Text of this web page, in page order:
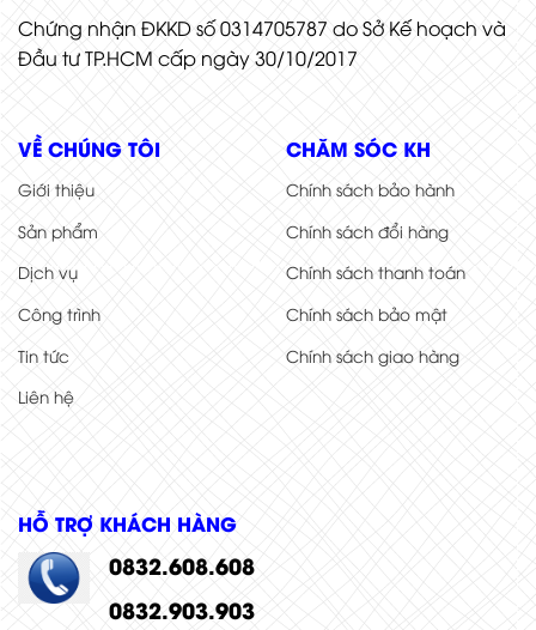
Chứng nhận ĐKKD số 0314705787 do Sở Kế hoạch và
Đầu tư TP.HCM cấp ngày 30/10/2017
VỀ CHÚNG TÔI
Giới thiệu
Sản phẩm
Dịch vụ
Công trình
Tin tức
Liên hệ
CHĂM SÓC KH
Chính sách bảo hành
Chính sách đổi hàng
Chính sách thanh toán
Chính sách bảo mật
Chính sách giao hàng
HỖ TRỢ KHÁCH HÀNG
0832.608.608
0832.903.903